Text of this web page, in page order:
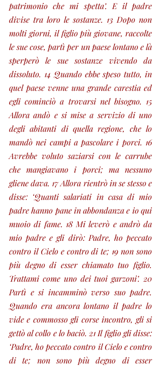
patrimonio che mi spetta’. E il padre
divise tra loro le sostanze. 13 Dopo non
molti giorni, il figlio più giovane, raccolte
le sue cose, partì per un paese lontano e là
sperperò le sue sostanze vivendo da
dissoluto. 14 Quando ebbe speso tutto, in
quel paese venne una grande carestia ed
egli cominciò a trovarsi nel bisogno. 15
Allora andò e si mise a servizio di uno
degli abitanti di quella regione, che lo
mandò nei campi a pascolare i porci. 16
Avrebbe voluto saziarsi con le carrube
che mangiavano i porci; ma nessuno
gliene dava. 17 Allora rientrò in se stesso e
disse: ‘Quanti salariati in casa di mio
padre hanno pane in abbondanza e io qui
muoio di fame. 18 Mi leverò e andrò da
mio padre e gli dirò: Padre, ho peccato
contro il Cielo e contro di te; 19 non sono
più degno di esser chiamato tuo figlio.
Trattami come uno dei tuoi garzoni’. 20
Partì e si incamminò verso suo padre.
Quando era ancora lontano il padre lo
vide e commosso gli corse incontro, gli si
gettò al collo e lo baciò. 21 Il figlio gli disse:
‘Padre, ho peccato contro il Cielo e contro
di te; non sono più degno di esser